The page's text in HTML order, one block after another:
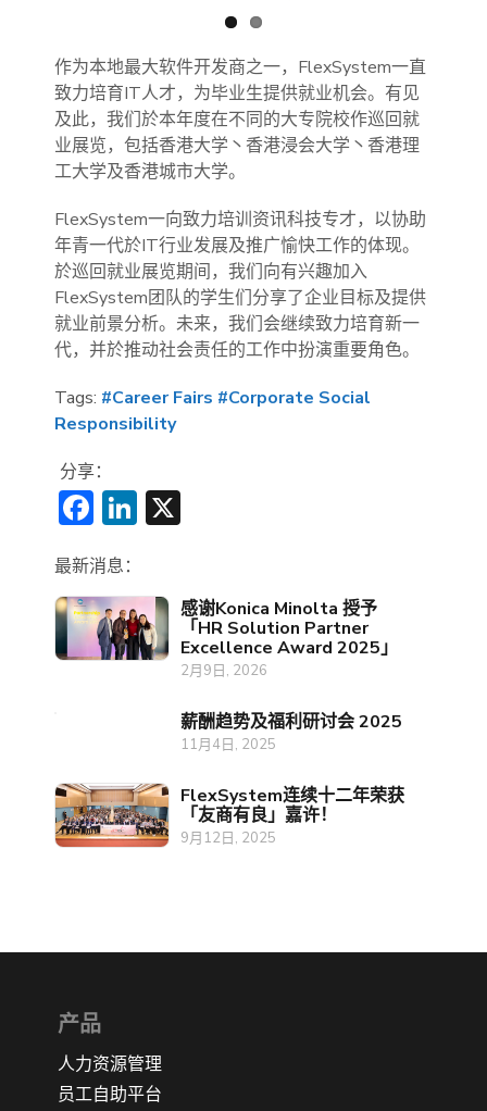
作为本地最大软件开发商之一，FlexSystem一直
致力培育IT人才，为毕业生提供就业机会。有见
及此，我们於本年度在不同的大专院校作巡回就
业展览，包括香港大学丶香港浸会大学丶香港理
工大学及香港城市大学。
FlexSystem一向致力培训资讯科技专才，以协助
年青一代於IT行业发展及推广愉快工作的体现。
於巡回就业展览期间，我们向有兴趣加入
FlexSystem团队的学生们分享了企业目标及提供
就业前景分析。未来，我们会继续致力培育新一
代，并於推动社会责任的工作中扮演重要角色。
Tags: #Career Fairs #Corporate Social
Responsibility
分享：
Facebook
LinkedIn
最新消息：
感谢Konica Minolta 授予
「HR Solution Partner
Excellence Award 2025」
2月9日, 2026
薪酬趋势及福利研讨会 2025
11月4日, 2025
FlexSystem连续十二年荣获
「友商有良」嘉许！
9月12日, 2025
产品
人力资源管理
员工自助平台